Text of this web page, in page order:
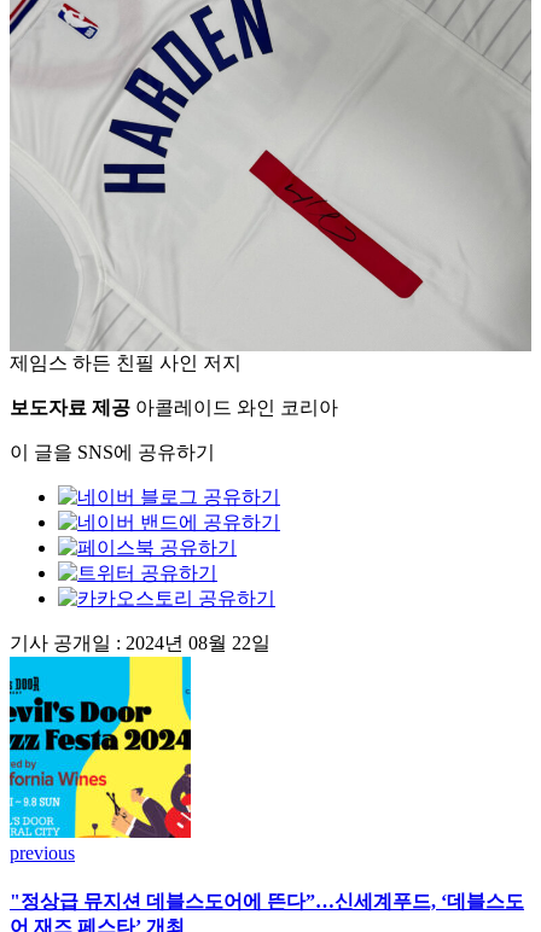
제임스 하든 친필 사인 저지
보도자료 제공 아콜레이드 와인 코리아
이 글을 SNS에 공유하기
기사 공개일 : 2024년 08월 22일
previous
"정상급 뮤지션 데블스도어에 뜬다”…신세계푸드, ‘데블스도
어 재즈 페스타’ 개최